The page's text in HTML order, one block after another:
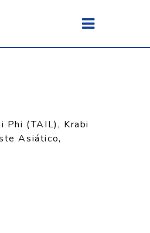
Phi (TAIL), Krabi
Asiático,